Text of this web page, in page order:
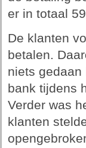
er in totaal
De klanten
betalen.
niets
bank tijdens
Verder was
klanten